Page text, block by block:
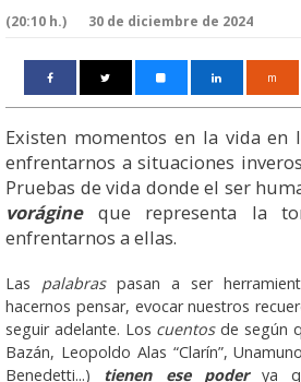
30 de diciembre de 2024
(20:10 h.)
m
Existen momentos en la vida en
enfrentarnos a situaciones
Pruebas de vida donde el ser
vorágine que representa la
enfrentarnos a ellas.
Las palabraspasan a ser
hacernos pensar, evocar nuestros
seguir adelante. Los cuentosde según
Bazán, Leopoldo Alas “Clarín”,
Benedetti...) tienen ese poderya